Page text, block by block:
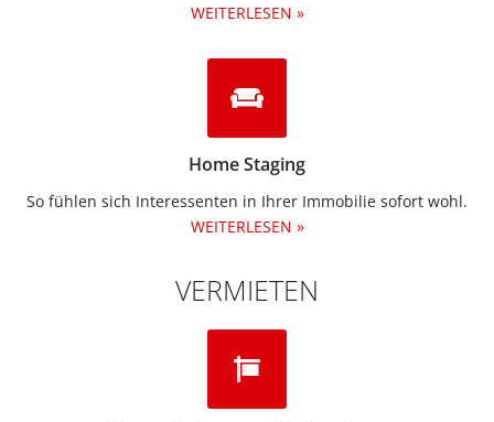
WEITERLESEN »
Home Staging
So fühlen sich Interessenten in Ihrer Immobilie sofort wohl.
WEITERLESEN »
VERMIETEN